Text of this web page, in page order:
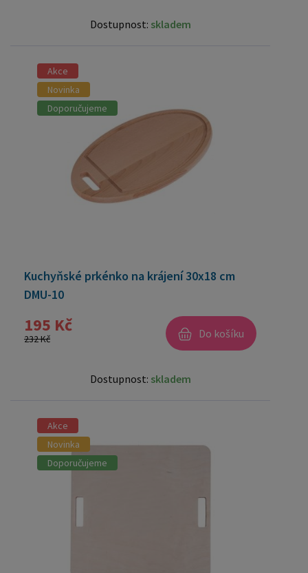
Dostupnost: skladem
Akce
Novinka
Doporučujeme
Kuchyňské prkénko na krájení 30x18 cm
DMU-10
195 Kč
232 Kč Do košíku
Dostupnost: skladem
Akce
Novinka
Doporučujeme